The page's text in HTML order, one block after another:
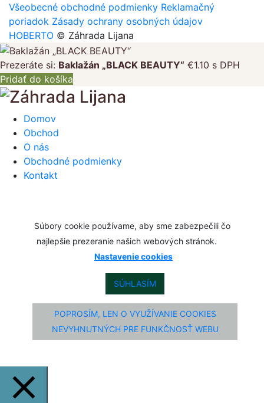
Všeobecné obchodné podmienky Reklamačný
poriadok Zásady ochrany osobných údajov
HOBERTO © Záhrada Lijana
Prezeráte si: Baklažán „BLACK BEAUTY“ €1.10 s DPH
Pridať do košíka
Domov
Obchod
O nás
Obchodné podmienky
Kontakt
Súbory cookie používame, aby sme zabezpečili čo
najlepšie prezeranie našich webových stránok.
Nastavenie cookies
SÚHLASÍM
POPROSÍM, LEN O VYUŽÍVANIE COOKIES
NEVYHNUTNÝCH PRE FUNKČNOSŤ WEBU